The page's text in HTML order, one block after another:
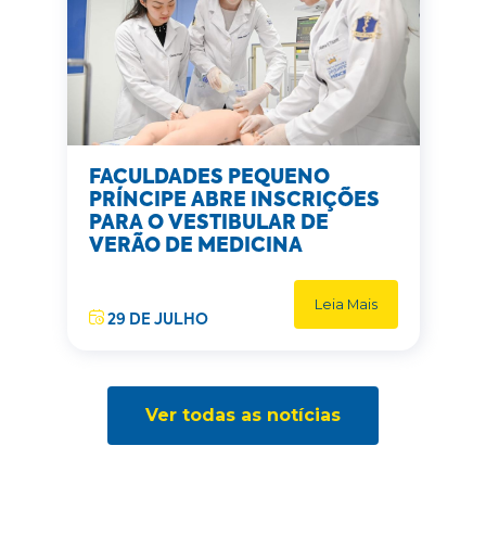
FACULDADES PEQUENO
PRÍNCIPE ABRE INSCRIÇÕES
PARA O VESTIBULAR DE
VERÃO DE MEDICINA
29 DE JULHO
Leia Mais
Ver todas as notícias